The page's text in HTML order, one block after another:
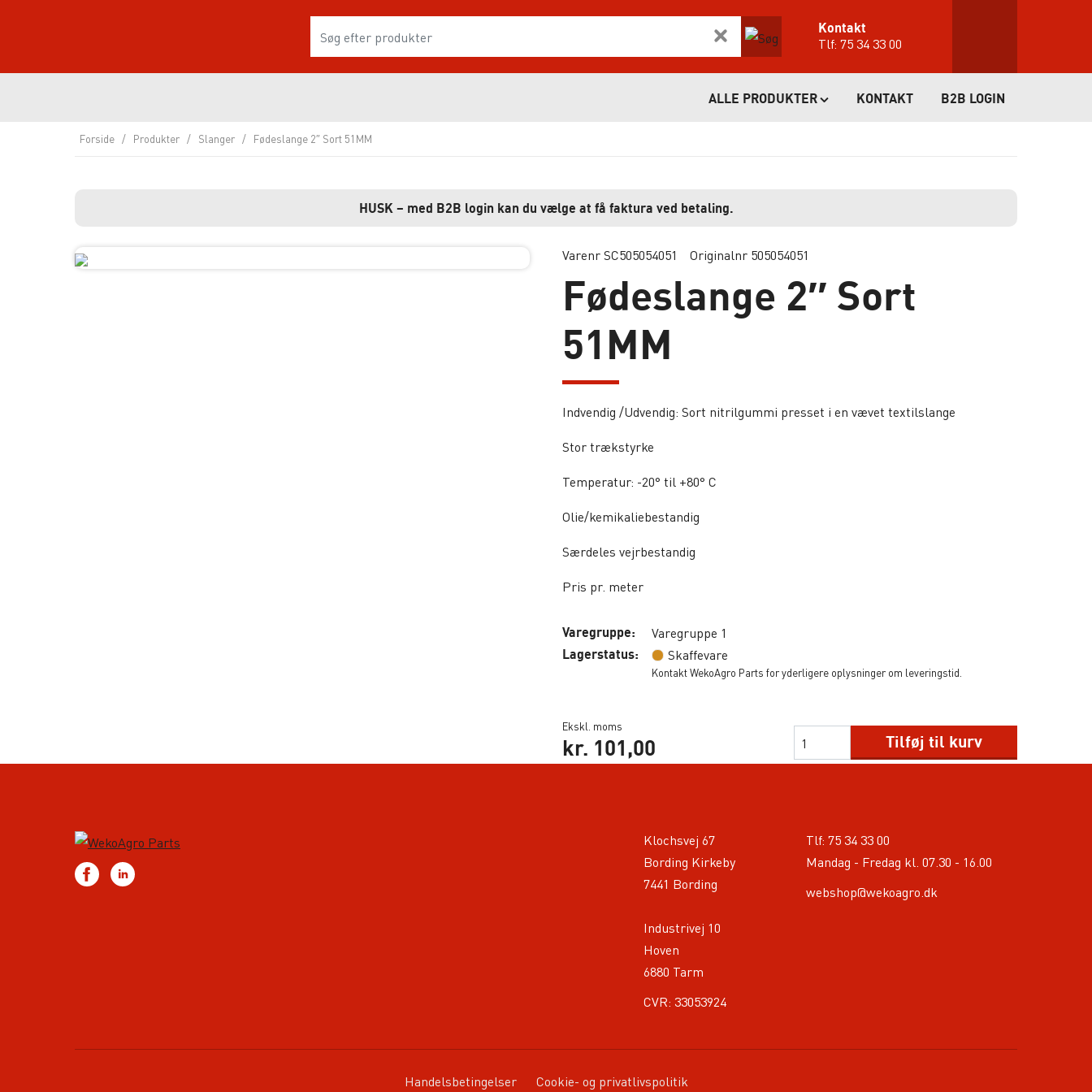
Kontakt
Tlf:75 34 33 00
ALLE PRODUKTER KONTAKT B2B LOGIN
Forside / Produkter / Slanger / Fødeslange 2″ Sort 51MM
HUSK – med B2B login kan du vælge at få faktura ved betaling.
Varenr SC505054051 Originalnr 505054051
Fødeslange 2″ Sort
51MM
Indvendig /Udvendig: Sort nitrilgummi presset i en vævet textilslange
Stor trækstyrke
Temperatur: -20° til +80° C
Olie/kemikaliebestandig
Særdeles vejrbestandig
Pris pr. meter
Varegruppe: Varegruppe 1
Lagerstatus: Skaffevare
Kontakt WekoAgro Parts for yderligere oplysninger om leveringstid.
Ekskl. moms
kr. 101,00 Tilføj til kurv
Klochsvej 67
Bording Kirkeby
7441 Bording
Industrivej 10
Hoven
6880 Tarm
CVR: 33053924
Tlf: 75 34 33 00
Mandag - Fredag kl. 07.30 - 16.00
webshop@wekoagro.dk
Handelsbetingelser Cookie- og privatlivspolitik